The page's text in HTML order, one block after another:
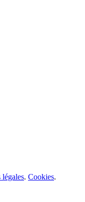
. Cookies.